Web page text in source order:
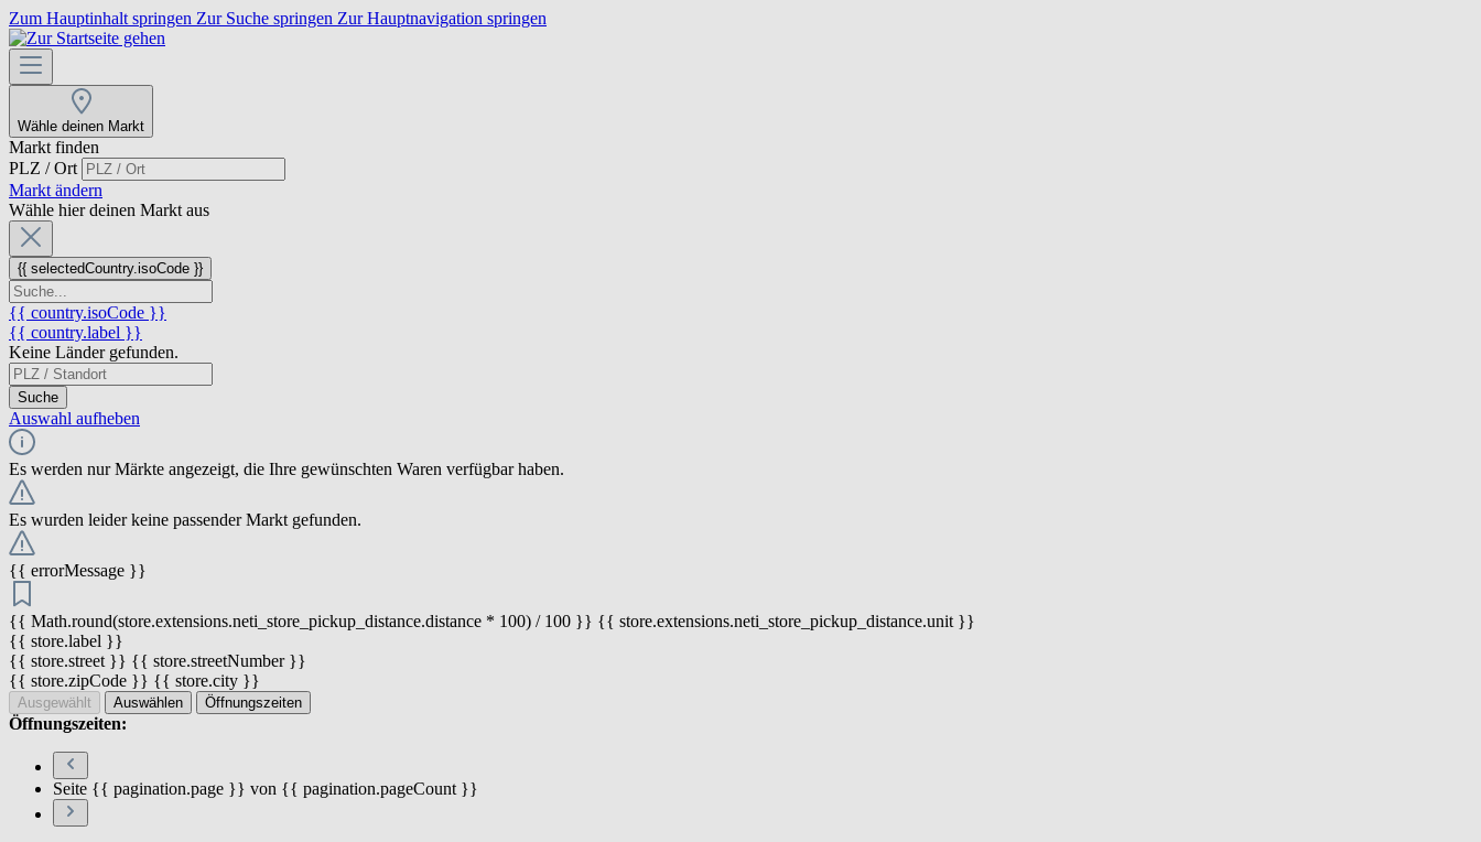
Zum Hauptinhalt springen Zur Suche springen Zur Hauptnavigation springen
Wähle deinen Markt
Markt finden
PLZ / Ort
Markt ändern
Wähle hier deinen Markt aus
{{ selectedCountry.isoCode }}
{{ country.isoCode }}
{{ country.label }}
Keine Länder gefunden.
Suche
Auswahl aufheben
Es werden nur Märkte angezeigt, die Ihre gewünschten Waren verfügbar haben.
Es wurden leider keine passender Markt gefunden.
{{ errorMessage }}
{{ Math.round(store.extensions.neti_store_pickup_distance.distance * 100) / 100 }} {{ store.extensions.neti_store_pickup_distance.unit }}
{{ store.label }}
{{ store.street }} {{ store.streetNumber }}
{{ store.zipCode }} {{ store.city }}
Ausgewählt Auswählen Öffnungszeiten
Öffnungszeiten:
Seite {{ pagination.page }} von {{ pagination.pageCount }}